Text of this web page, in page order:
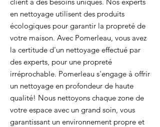
en nettoyage utilisent des produits
écologiques pour garantir la propreté de
votre maison. Avec Pomerleau, vous avez
la certitude d'un nettoyage effectué par
des experts, pour une propreté
irréprochable. Pomerleau s'engage à offrir
un nettoyage en profondeur de haute
qualité! Nous nettoyons chaque zone de
votre espace avec un grand soin, vous
garantissant un environnement propre et